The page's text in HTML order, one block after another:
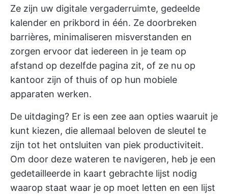
Ze zijn uw digitale vergaderruimte, gedeelde
kalender en prikbord in één. Ze doorbreken
barrières, minimaliseren misverstanden en
zorgen ervoor dat iedereen in je team op
afstand op dezelfde pagina zit, of ze nu op
kantoor zijn of thuis of op hun mobiele
apparaten werken.
De uitdaging? Er is een zee aan opties waaruit je
kunt kiezen, die allemaal beloven de sleutel te
zijn tot het ontsluiten van piek productiviteit.
Om door deze wateren te navigeren, heb je een
gedetailleerde in kaart gebrachte lijst nodig
waarop staat waar je op moet letten en een lijst